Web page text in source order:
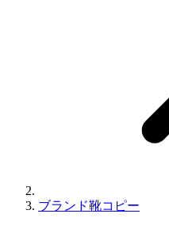
ブランド靴コピー